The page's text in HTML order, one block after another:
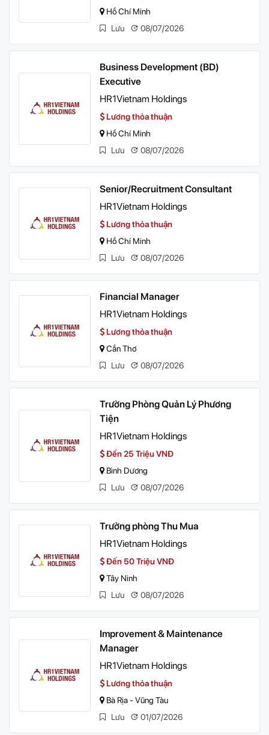
Hồ Chí Minh
Lưu
08/07/2026
Business Development (BD)
Executive
HR1Vietnam Holdings
Lương thỏa thuận
Hồ Chí Minh
Lưu
08/07/2026
Senior/Recruitment Consultant
HR1Vietnam Holdings
Lương thỏa thuận
Hồ Chí Minh
Lưu
08/07/2026
Financial Manager
HR1Vietnam Holdings
Lương thỏa thuận
Cần Thơ
Lưu
08/07/2026
Trường Phòng Quản Lý Phương
Tiện
HR1Vietnam Holdings
Đến 25 Triệu VNĐ
Bình Dương
Lưu
08/07/2026
Trưởng phòng Thu Mua
HR1Vietnam Holdings
Đến 50 Triệu VNĐ
Tây Ninh
Lưu
08/07/2026
Improvement & Maintenance
Manager
HR1Vietnam Holdings
Lương thỏa thuận
Bà Rịa - Vũng Tàu
Lưu
01/07/2026